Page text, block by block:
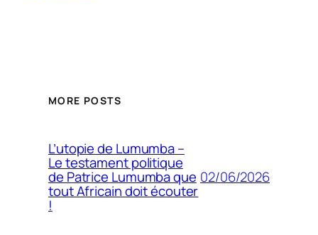
MORE POSTS
L’utopie de Lumumba –
Le testament politique
de Patrice Lumumba que
tout Africain doit écouter
!
02/06/2026